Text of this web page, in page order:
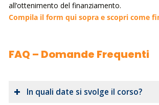
all’ottenimento del finanziamento.
Compila il form qui sopra e scopri come
FAQ – Domande Frequenti
In quali date si svolge il corso?